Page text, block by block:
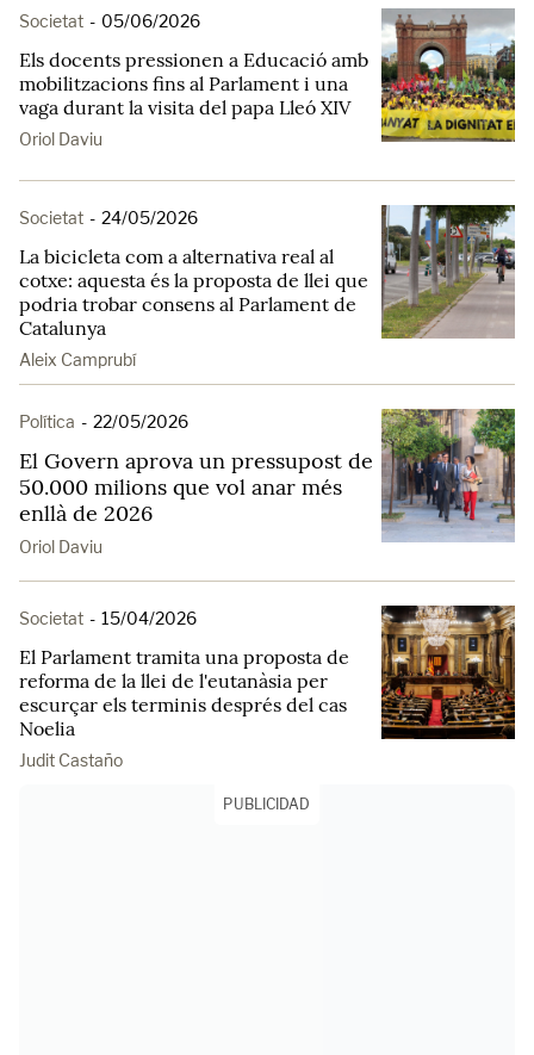
Societat - 05/06/2026
Els docents pressionen a Educació amb
mobilitzacions fins al Parlament i una
vaga durant la visita del papa Lleó XIV
Oriol Daviu
Societat - 24/05/2026
La bicicleta com a alternativa real al
cotxe: aquesta és la proposta de llei que
podria trobar consens al Parlament de
Catalunya
Aleix Camprubí
Política - 22/05/2026
El Govern aprova un pressupost de
50.000 milions que vol anar més
enllà de 2026
Oriol Daviu
Societat - 15/04/2026
El Parlament tramita una proposta de
reforma de la llei de l'eutanàsia per
escurçar els terminis després del cas
Noelia
Judit Castaño
PUBLICIDAD